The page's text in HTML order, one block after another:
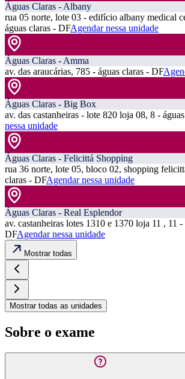
Águas Claras - Albany
rua 05 norte, lote 03 - edifício albany medical
águas claras - DFAgendar nessa unidade
Águas Claras - Amma
av. das araucárias, 785 - águas claras - DF
Águas Claras - Big Box
av. das castanheiras - lote 820 loja 08, 8 -
nessa unidade
Águas Claras - Felicittá Shopping
rua 36 norte, lote 05, bloco 02, shopping
claras - DFAgendar nessa unidade
Águas Claras - Real Esplendor
av. castanheiras lotes 1310 e 1370 loja 11 , 11 -
DFAgendar nessa unidade
Mostrar todas
Mostrar todas as unidades
Sobre o exame